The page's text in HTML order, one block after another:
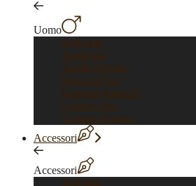
Uomo
Vedi tutti
Anelli oro
Anelli Argento
Bracciali Oro
Bracciali Argento
Collane Oro
Collane Argento
Accessori
Accessori
Vedi tutti